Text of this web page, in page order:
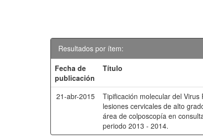
Resultados por ítem:
Fecha de
publicación
Título
21-abr-2015
Tipificación molecular del
lesiones cervicales de alto
área de colposcopía en
periodo 2013 - 2014.